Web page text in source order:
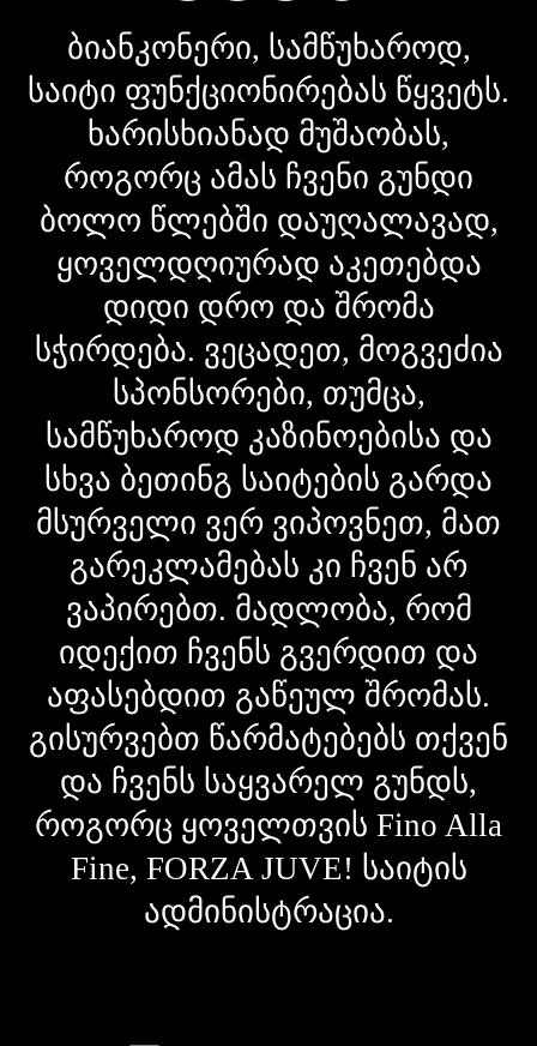
ბიანკონერი, სამწუხაროდ,
საიტი ფუნქციონირებას წყვეტს.
ხარისხიანად მუშაობას,
როგორც ამას ჩვენი გუნდი
ბოლო წლებში დაუღალავად,
ყოველდღიურად აკეთებდა
დიდი დრო და შრომა
სჭირდება. ვეცადეთ, მოგვეძია
სპონსორები, თუმცა,
სამწუხაროდ კაზინოებისა და
სხვა ბეთინგ საიტების გარდა
მსურველი ვერ ვიპოვნეთ, მათ
გარეკლამებას კი ჩვენ არ
ვაპირებთ. მადლობა, რომ
იდექით ჩვენს გვერდით და
აფასებდით გაწეულ შრომას.
გისურვებთ წარმატებებს თქვენ
და ჩვენს საყვარელ გუნდს,
როგორც ყოველთვის Fino Alla
Fine, FORZA JUVE! საიტის
ადმინისტრაცია.